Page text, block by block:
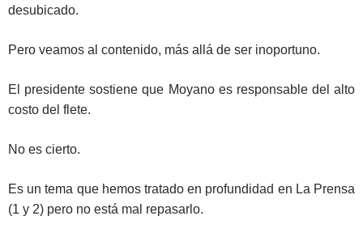
desubicado.
Pero veamos al contenido, más allá de ser inoportuno.
El presidente sostiene que Moyano es responsable del alto
costo del flete.
No es cierto.
Es un tema que hemos tratado en profundidad en La Prensa
(1 y 2) pero no está mal repasarlo.